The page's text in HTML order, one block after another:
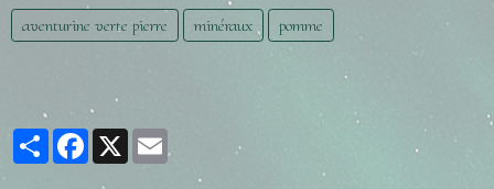
aventurine verte pierre minéraux pomme
PartagerFacebook
X